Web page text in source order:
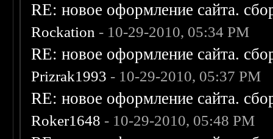
RE: новое оформление сайта.
Rockation - 10-29-2010, 05:34 PM
RE: новое оформление сайта.
Prizrak1993 - 10-29-2010, 05:37 PM
RE: новое оформление сайта.
Roker1648 - 10-29-2010, 05:48 PM